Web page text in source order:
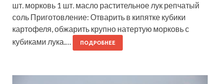
шт. морковь 1 шт. масло растительное лук репчатый
соль Приготовление: Отварить в кипятке кубики
картофеля, обжарить крупно натертую морковь с
кубиками лука.…
ПОДРОБНЕЕ